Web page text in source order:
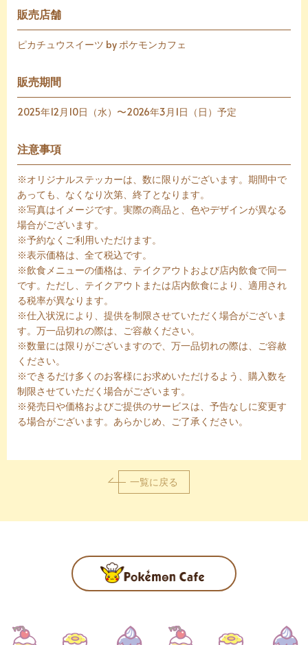
販売店舗
ピカチュウスイーツ by ポケモンカフェ
販売期間
2025年12月10日（水）〜2026年3月1日（日）予定
注意事項
※オリジナルステッカーは、数に限りがございます。期間中で
あっても、なくなり次第、終了となります。
※写真はイメージです。実際の商品と、色やデザインが異なる
場合がございます。
※予約なくご利用いただけます。
※表示価格は、全て税込です。
※飲食メニューの価格は、テイクアウトおよび店内飲食で同一
です。ただし、テイクアウトまたは店内飲食により、適用され
る税率が異なります。
※仕入状況により、提供を制限させていただく場合がございま
す。万一品切れの際は、ご容赦ください。
※数量には限りがございますので、万一品切れの際は、ご容赦
ください。
※できるだけ多くのお客様にお求めいただけるよう、購入数を
制限させていただく場合がございます。
※発売日や価格およびご提供のサービスは、予告なしに変更す
る場合がございます。あらかじめ、ご了承ください。
一覧に戻る